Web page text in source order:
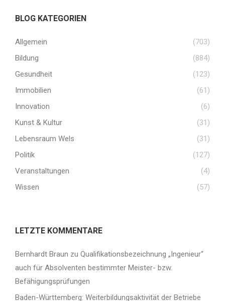
BLOG KATEGORIEN
Allgemein
(703)
Bildung
(884)
Gesundheit
(123)
Immobilien
(61)
Innovation
(6)
Kunst & Kultur
(31)
Lebensraum Wels
(31)
Politik
(127)
Veranstaltungen
(4)
Wissen
(57)
LETZTE KOMMENTARE
Bernhardt Braun zu Qualifikationsbezeichnung „Ingenieur“
auch für Absolventen bestimmter Meister- bzw.
Befähigungsprüfungen
Baden-Württemberg: Weiterbildungsaktivität der Betriebe